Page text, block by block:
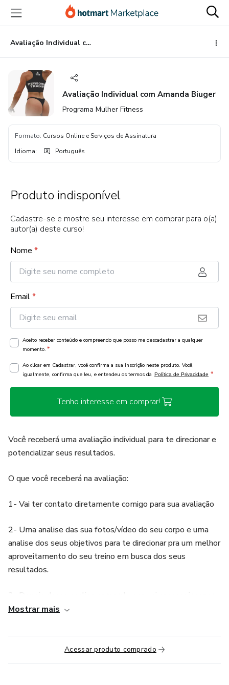
para
conteúdo
principal
para
pagamento
para
rodapé
Avaliação Individual com Amanda Biuger
Avaliação Individual com Amanda Biuger
Programa Mulher Fitness
Formato: Cursos Online e Serviços de Assinatura
Idioma: Português
Produto indisponível
Cadastre-se e mostre seu interesse em comprar para o(a)
autor(a) deste curso!
Nome *
Email*
Aceito receber conteúdo e compreendo que posso me descadastrar a qualquer
momento. *
Ao clicar em Cadastrar, você confirma a sua inscrição neste produto. Você,
igualmente, confirma que leu, e entendeu os termos da Política de Privacidade *
Tenho interesse em comprar!
Você receberá uma avaliação individual para te direcionar e
potencializar seus resultados.
O que você receberá na avaliação:
1- Vai ter contato diretamente comigo para sua avaliação
2- Uma analise das sua fotos/vídeo do seu corpo e uma
analise dos seus objetivos para te direcionar pra um melhor
aproveitamento do seu treino em busca dos seus
resultados.
varias duvidas que te atrapalham no dia a dia.
4- Vai receber dicas fundamentais e especificas de forma
Mostrar mais
Acessar produto comprado